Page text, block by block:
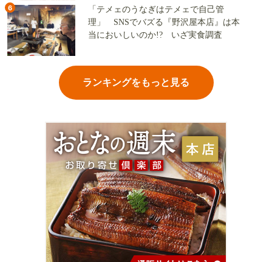
6
「テメェのうなぎはテメェで自己管
理」 SNSでバズる『野沢屋本店』は本
当においしいのか!? いざ実食調査
ランキングをもっと見る